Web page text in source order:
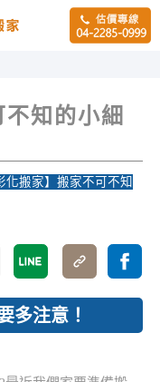
不知的小細
化搬家】搬家不可不知
多注意！